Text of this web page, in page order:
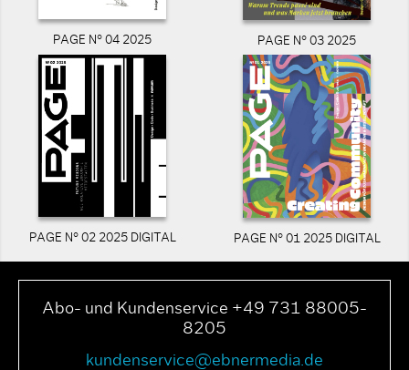
PAGE N° 04 2025 PAGE N° 03 2025
PAGE N° 02 2025 DIGITAL PAGE N° 01 2025 DIGITAL
Abo- und Kundenservice +49 731 88005-
8205
kundenservice@ebnermedia.de